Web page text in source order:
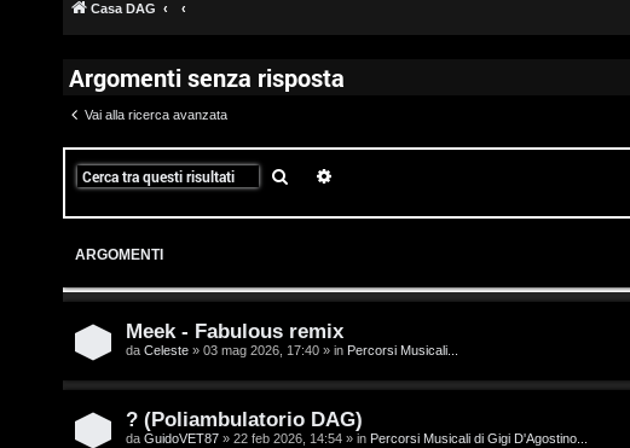
Casa DAG
Argomenti senza risposta
Vai alla ricerca avanzata
Cerca
ARGOMENTI
Meek - Fabulous remix
da Celeste » 03 mag 2026, 17:40 » in Percorsi Musicali...
? (Poliambulatorio DAG)
da GuidoVET87 » 22 feb 2026, 14:54 » in Percorsi Musicali di Gigi D'Agostino...